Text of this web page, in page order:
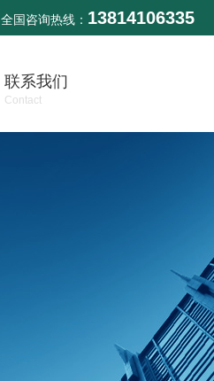
全国咨询热线： 13814106335
联系我们
Contact